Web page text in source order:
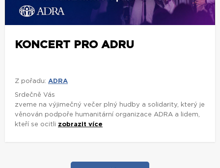
KONCERT PRO ADRU
Z pořadu: ADRA
Srdečně Vás
zveme na výjimečný večer plný hudby a solidarity, který je
věnován podpoře humanitární organizace ADRA a lidem,
kteří se ocitli zobrazit více